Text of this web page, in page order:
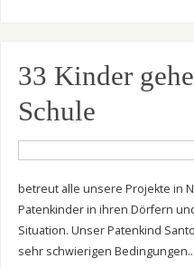
33 Kinder
Schule
betreut alle unsere Projekte in
Patenkinder in ihren Dörfern
Situation. Unser Patenkind
sehr schwierigen